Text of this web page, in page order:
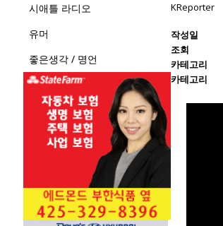
시애틀 라디오
유머
좋은생각 / 명언
KReporter
작성일
조회
카테고리
카테고리